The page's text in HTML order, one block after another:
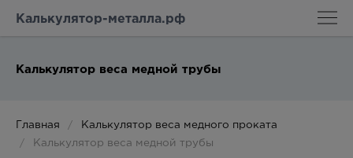
Калькулятор-металла.рф
Калькулятор веса медной трубы
Главная
Калькулятор веса медного проката
Калькулятор веса медной трубы